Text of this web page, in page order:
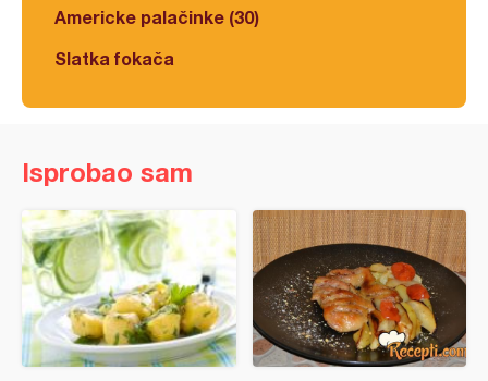
Americke palačinke (30)
Slatka fokača
Isprobao sam